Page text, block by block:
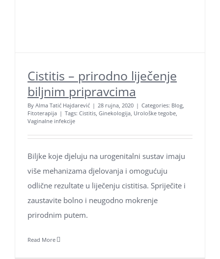
Cistitis – prirodno liječenje
biljnim pripravcima
By Alma Tatić Hajdarević | 28 rujna, 2020 | Categories: Blog
Fitoterapija | Tags: Cistitis Ginekologija Urološke tegobe
Vaginalne infekcije
Biljke koje djeluju na urogenitalni sustav imaju
više mehanizama djelovanja i omogućuju
odlične rezultate u liječenju cistitisa. Spriječite i
zaustavite bolno i neugodno mokrenje
prirodnim putem.
Read More
Zaštita osobnih podataka
Kolačići